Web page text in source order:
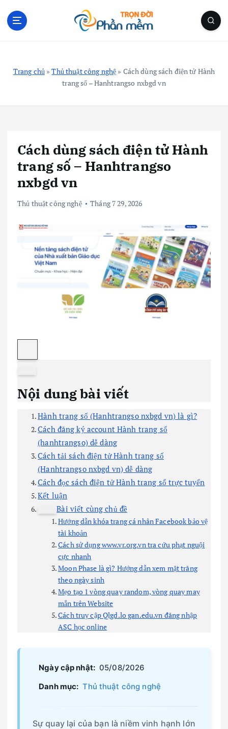
Trang chủ»Thủ thuật công nghệ » Cách dùng sách điện tử Hành
trang số – Hanhtrangso nxbgd vn
Cách dùng sách điện tử Hành
trang số – Hanhtrangso
nxbgd vn
Thủ thuật công nghệ Tháng 7 29, 2026
Nội dung bài viết
Hành trang số (Hanhtrangso nxbgd vn) là gì?
Cách đăng ký account Hành trang số
(hanhtrangso) dễ dàng
Cách tải sách điện tử Hành trang số
(Hanhtrangso nxbgd vn) dễ dàng
Cách đọc sách điện tử Hành trang số trực tuyến
Kết luận
Bài viết cùng chủ đề
Hướng dẫn khóa trang cá nhân Facebook bảo vệ
tài khoản
Cách sử dụng www.vr.org.vn tra cứu phạt nguội
cực nhanh
Moon Phase là gì? Hướng dẫn xem mặt trăng
theo ngày sinh
Mẹo tạo 1 vòng quay random, vòng quay may
mắn trên Website
Cách truy cập Qlgd.lo gan.edu.vn đăng nhập
ASC học online
Ngày cập nhật: 05/08/2026
Danh mục: Thủ thuật công nghệ
Sự quay lại của bạn là niềm vinh hạnh lớn